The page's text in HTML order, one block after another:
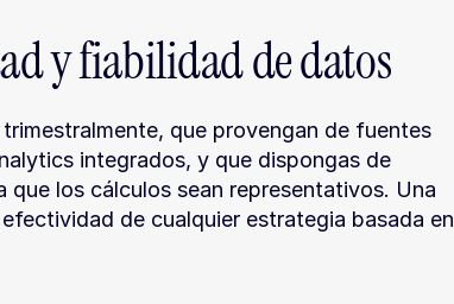
y fiabilidad de datos
que provengan de fuentes
integrados, y que dispongas de
los cálculos sean representativos. Una
de cualquier estrategia basada en